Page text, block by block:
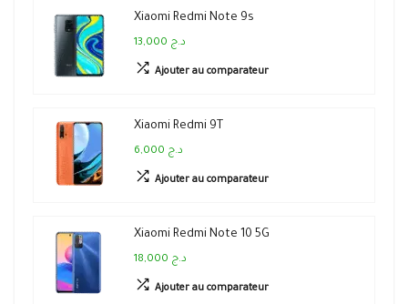
Xiaomi Redmi Note 9s
13,000 د.ج
Ajouter au comparateur
Xiaomi Redmi 9T
6,000 د.ج
Ajouter au comparateur
Xiaomi Redmi Note 10 5G
18,000 د.ج
Ajouter au comparateur